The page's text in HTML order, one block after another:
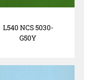
L540 NCS 5030-
G50Y